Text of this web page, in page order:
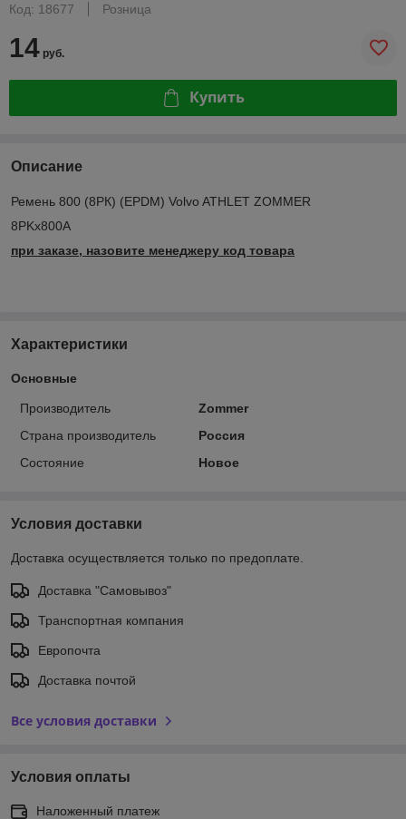
Код: 18677
Розница
14 руб.
Купить
Описание
Ремень 800 (8РК) (EPDM) Volvo ATHLET ZOMMER
8PKx800A
при заказе, назовите менеджеру код товара
Характеристики
Основные
Производитель
Zommer
Страна производитель
Россия
Состояние
Новое
Условия доставки
Доставка осуществляется только по предоплате.
Доставка "Самовывоз"
Транспортная компания
Европочта
Доставка почтой
Все условия доставки
Условия оплаты
Наложенный платеж